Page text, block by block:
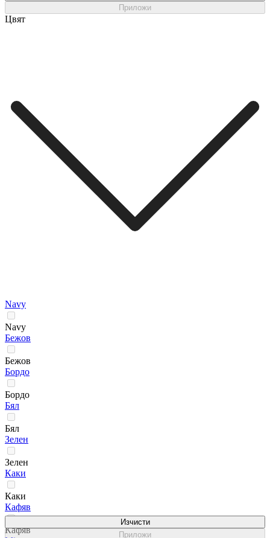
Приложи
Цвят
Navy
Navy
Бежов
Бежов
Бордо
Бордо
Бял
Бял
Зелен
Зелен
Каки
Каки
Кафяв
Кафяв
Изчисти
Приложи